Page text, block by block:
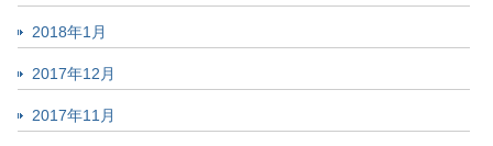
2018年1月
2017年12月
2017年11月